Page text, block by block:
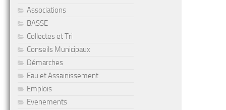
Associations
BASSE
Collectes et Tri
Conseils Municipaux
Démarches
Eau et Assainissement
Emplois
Evenements